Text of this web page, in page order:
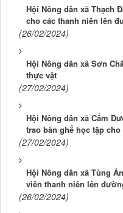
Hội Nông dân xã Thạch
cho các thanh niên lên
(26/02/2024)
Hội Nông dân xã Sơn
thực vật
(27/02/2024)
Hội Nông dân xã Cẩm
trao bàn ghế học tập
(27/02/2024)
Hội Nông dân xã Tùng
viên thanh niên lên
(26/02/2024)